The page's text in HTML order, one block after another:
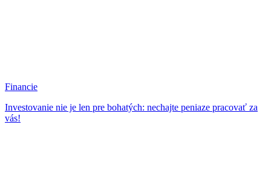
Financie
Investovanie nie je len pre bohatých: nechajte peniaze pracovať za
vás!